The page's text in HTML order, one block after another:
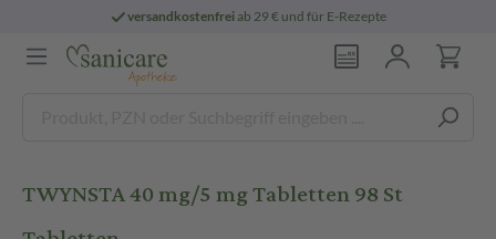
versandkostenfreiab 29 € und für E-Rezepte
TWYNSTA 40 mg/5 mg Tabletten 98 St